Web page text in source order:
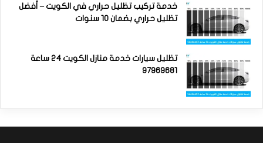
خدمة تركيب تظليل حراري في الكويت – أفضل
تظليل حراري بضمان 10 سنوات
تظليل سيارات خدمة منازل الكويت 24 ساعة
97969681